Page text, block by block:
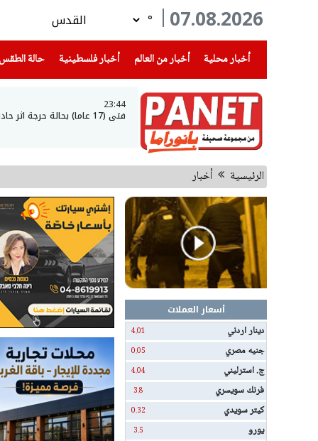
07.08.2026
°
أخبار محلية
(current) أخبار من العالم أخبار فلسطينية(current) حالة الطقس
23:44
فتى (17 عاما) بحالة حرجة اثر حادث طرق في عرعرة النقب
الرئيسية أخبار
أسعار العملات
دينار اردني
4.01
جنيه مصري 0.05
ج. استرليني 4.04
فرنك سويسري 3.8
كيتر سويدي 0.32
يورو 3.5